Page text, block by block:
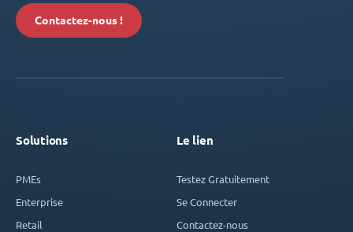
Contactez-nous !
Solutions
PMEs
Enterprise
Retail
Le lien
Testez Gratuitement
Se Connecter
Contactez-nous